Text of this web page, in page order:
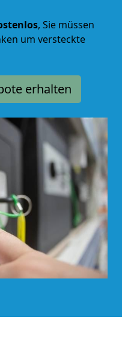
, Sie müssen
um versteckte
erhalten